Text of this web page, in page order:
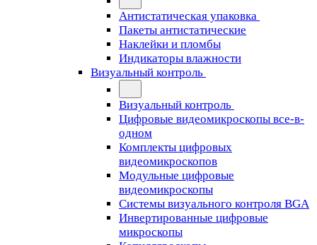
Антистатическая упаковка
Пакеты антистатические
Наклейки и пломбы
Индикаторы влажности
Визуальный контроль
Визуальный контроль
Цифровые видеомикроскопы все-в-
одном
Комплекты цифровых
видеомикроскопов
Модульные цифровые
видеомикроскопы
Cистемы визуального контроля BGA
Инвертированные цифровые
микроскопы